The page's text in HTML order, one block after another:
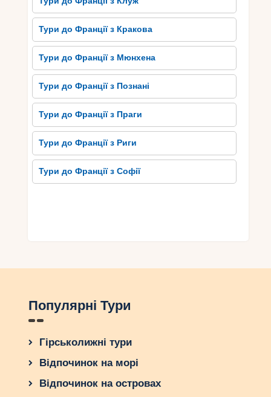
пригод і вражень у цьому чарівному куточку
французьких Альп.
Тури до Франції з Кракова
Тури до Франції з Мюнхена
Тури до Франції з Познані
Тури до Франції з Праги
Тури до Франції з Риги
Тури до Франції з Софії
Популярні Тури
Гірськолижні тури
Відпочинок на морі
Відпочинок на островах